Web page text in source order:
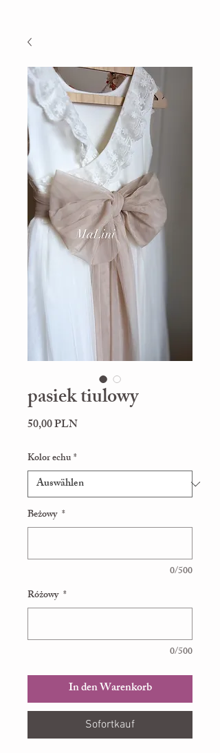
pasiek tiulowy
50,00 PLNPreis
Kolor echu*
Beżowy *
0/500
Różowy *
0/500
In den Warenkorb
Sofortkauf